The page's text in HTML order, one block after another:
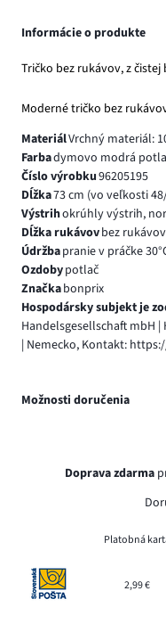
Informácie o produkte
Tričko bez rukávov, z
Moderné tričko bez
MateriálVrchný materiál:
Farbadymovo modrá
Číslo výrobku96205195
Dĺžka73 cm (vo veľkosti
Výstrihokrúhly výstrih,
Dĺžka rukávovbez rukávov
Údržbapranie v práčke
Ozdobypotlač
Značkabonprix
Hospodársky subjekt je
Handelsgesellschaft mbH
| Nemecko, Kontakt:
Možnosti doručenia
Doprava zdarma
Platobná
2,99 €